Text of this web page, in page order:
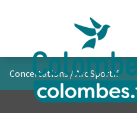
Concertations/Arc Sportif